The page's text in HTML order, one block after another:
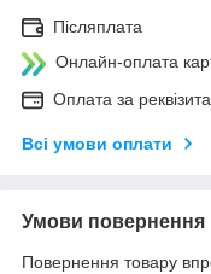
Післяплата
Онлайн-оплата
Оплата за
Всі умови оплати
Умови повернення
Повернення товару